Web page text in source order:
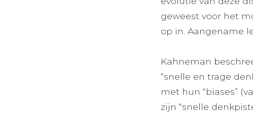
geweest voor het
op in. Aangename
Kahneman
“snelle en trage
met hun “biases”
zijn “snelle